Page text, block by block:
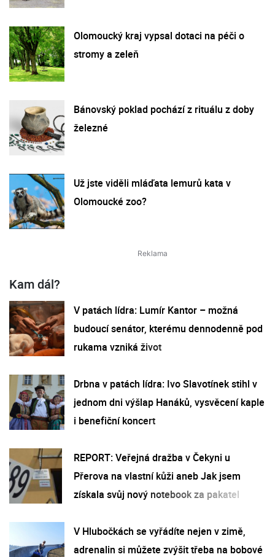
Olomoucký kraj vypsal dotaci na péči o
stromy a zeleň
Bánovský poklad pochází z rituálu z doby
železné
Už jste viděli mláďata lemurů kata v
Olomoucké zoo?
Kam dál?
V patách lídra: Lumír Kantor – možná
budoucí senátor, kterému dennodenně pod
rukama vzniká život
Drbna v patách lídra: Ivo Slavotínek stihl v
jednom dni výšlap Hanáků, vysvěcení kaple
i benefiční koncert
REPORT: Veřejná dražba v Čekyni u
Přerova na vlastní kůži aneb Jak jsem
získala svůj nový notebook za pakatel
V Hlubočkách se vyřádíte nejen v zimě,
adrenalin si můžete zvýšit třeba na bobové